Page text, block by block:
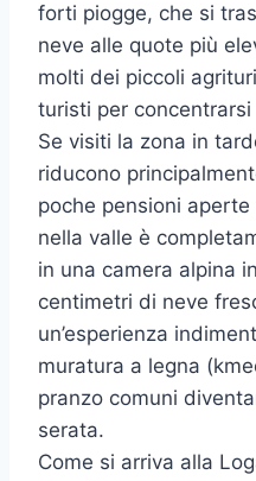
forti piogge, che si
neve alle quote più
molti dei piccoli
turisti per
Se visiti la zona in
riducono
poche pensioni aperte
nella valle è
in una camera alpina
centimetri di neve
un’esperienza
muratura a legna
pranzo comuni
serata.
Come si arriva alla